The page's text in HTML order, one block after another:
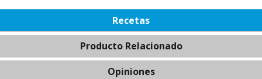
Recetas
Producto Relacionado
Opiniones